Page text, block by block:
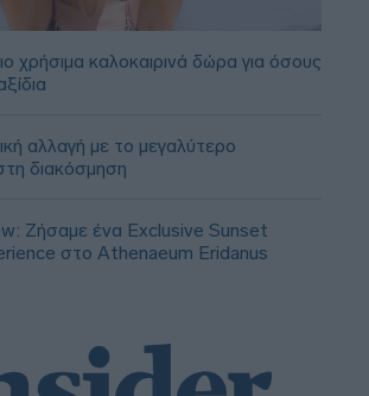
χρήσιμα καλοκαιρινά δώρα για όσους
αλλαγή με το μεγαλύτερο
διακόσμηση
Ζήσαμε ένα Exclusive Sunset
στο Athenaeum Eridanus